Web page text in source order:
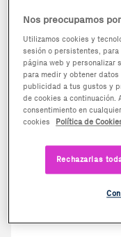
Nos preocupamos
Utilizamos cookies y
sesión o persistentes,
página web y personalizar
para medir y obtener
publicidad a tus gustos y
de cookies a continuación.
consentimiento en
cookies
Política de
Rechazarlas